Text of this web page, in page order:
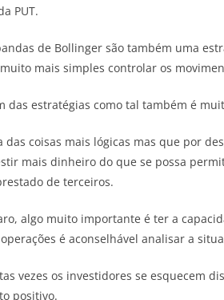
PUT.
de Bollinger são também uma
mais simples controlar os
das estratégias como tal também é
das coisas mais lógicas mas que por
mais dinheiro do que se possa
de terceiros.
algo muito importante é ter a
é aconselhável analisar a
vezes os investidores se esquecem
positivo.